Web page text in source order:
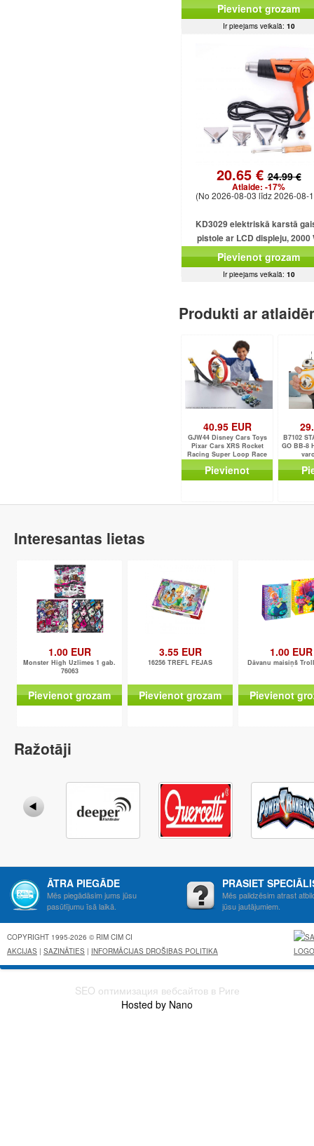
Pievienot grozam
Ir pieejams veikalā: 10
20.65 €24.99 €
Atlaide: -17%
(No 2026-08-03 līdz 2026-08-
KD3029 elektriskā karstā
pistole ar LCD displeju, 2000
Pievienot grozam
Ir pieejams veikalā: 10
Produkti ar
40.95 EUR
GJW44 Disney Cars Toys
Pixar Cars XRS Rocket
Racing Super Loop Race
Set with Lightning McQueen
Pievienot
B7102
GO BB-8
Interesantas lietas
1.00 EUR
Monster High Uzlīmes 1 gab.
76063
Pievienot grozam
3.55 EUR
16256 TREFL FEJAS
Pievienot grozam
1.00 EUR
Dāvanu maisiņš
Pievienot
Ražotāji
ĀTRA PIEGĀDE
Mēs piegādāsim jums jūsu
pasūtījumu īsā laikā.
PRASIET
Mēs palidzēsim atrast
jūsu jautājumiem.
COPYRIGHT 1995-2026 © RIM CIM CI
AKCIJAS | SAZINĀTIES | INFORMĀCIJAS DROŠIBAS POLITIKA
SEO оптимизация вебсайтов в Риге
Hosted by Nano